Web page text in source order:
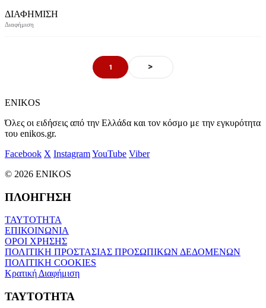
ΔΙΑΦΗΜΙΣΗ
1 >
ENIKOS
Όλες οι ειδήσεις από την Ελλάδα και τον κόσμο με την εγκυρότητα
του enikos.gr.
Facebook X InstagramYouTube Viber
© 2026 ENIKOS
ΠΛΟΗΓΗΣΗ
ΤΑΥΤΟΤΗΤΑ
ΕΠΙΚΟΙΝΩΝΙΑ
ΟΡΟΙ ΧΡΗΣΗΣ
ΠΟΛΙΤΙΚΗ ΠΡΟΣΤΑΣΙΑΣ ΠΡΟΣΩΠΙΚΩΝ ΔΕΔΟΜΕΝΩΝ
ΠΟΛΙΤΙΚΗ COOKIES
Κρατική Διαφήμιση
ΤΑΥΤΟΤΗΤΑ